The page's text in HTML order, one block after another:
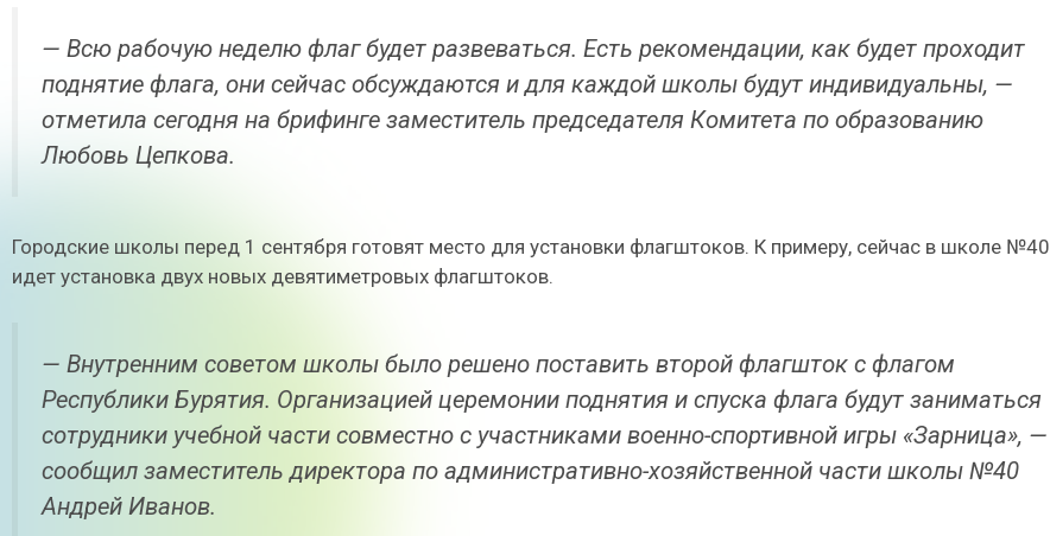
— Всю рабочую неделю флаг будет развеваться. Есть рекомендации, как будет проходит
поднятие флага, они сейчас обсуждаются и для каждой школы будут индивидуальны, —
отметила сегодня на брифинге заместитель председателя Комитета по образованию
Любовь Цепкова.
Городские школы перед 1 сентября готовят место для установки флагштоков. К примеру, сейчас в школе №40
идет установка двух новых девятиметровых флагштоков.
— Внутренним советом школы было решено поставить второй флагшток с флагом
Республики Бурятия. Организацией церемонии поднятия и спуска флага будут заниматься
сотрудники учебной части совместно с участниками военно-спортивной игры «Зарница», —
сообщил заместитель директора по административно-хозяйственной части школы №40
Андрей Иванов.